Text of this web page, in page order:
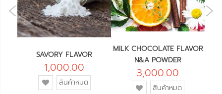
SAVORY FLAVOR
1,000.00
เพิ่มสินค้าหมด
MILK CHOCOLATE FLAVOR
N&A POWDER
3,000.00
เพิ่มสินค้าหมด